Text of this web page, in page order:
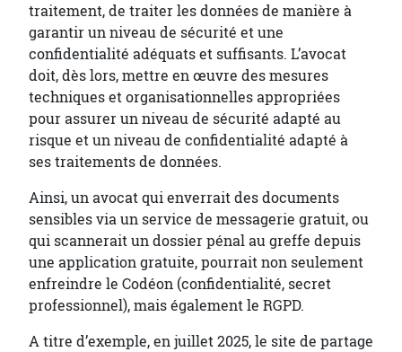
traitement, de traiter les données de manière à
garantir un niveau de sécurité et une
confidentialité adéquats et suffisants. L’avocat
doit, dès lors, mettre en œuvre des mesures
techniques et organisationnelles appropriées
pour assurer un niveau de sécurité adapté au
risque et un niveau de confidentialité adapté à
ses traitements de données.
Ainsi, un avocat qui enverrait des documents
sensibles via un service de messagerie gratuit, ou
qui scannerait un dossier pénal au greffe depuis
une application gratuite, pourrait non seulement
enfreindre le Codéon (confidentialité, secret
professionnel), mais également le RGPD.
A titre d’exemple, en juillet 2025, le site de partage